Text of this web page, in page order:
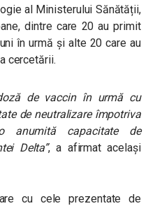
al Ministerului Sănătății,
dintre care 20 au primit
în urmă și alte 20 care au
cercetării.
de vaccin în urmă cu
de neutralizare împotriva
anumită capacitate de
Delta”, a afirmat același
cu cele prezentate de